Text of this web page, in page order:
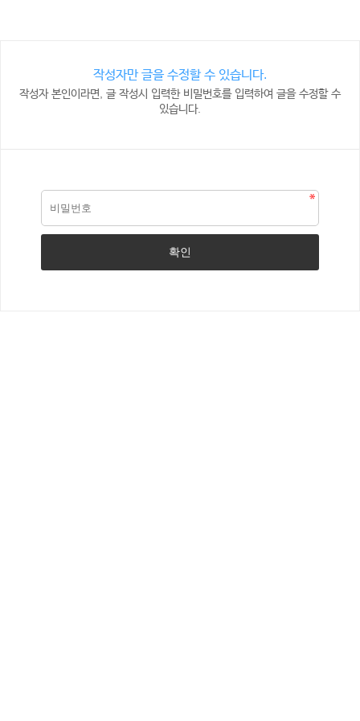
작성자만 글을 수정할 수 있습니다.
작성자 본인이라면, 글 작성시 입력한 비밀번호를 입력하여 글을 수정할 수
있습니다.